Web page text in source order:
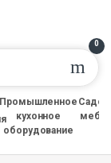
0
Промышленное
кухонное
оборудование